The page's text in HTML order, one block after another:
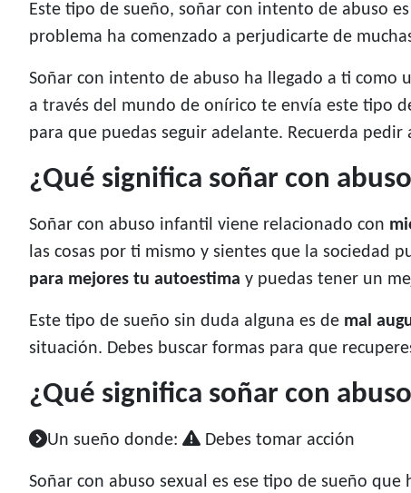
Este tipo de sueño, soñar con intento de abuso
problema ha comenzado a perjudicarte de
Soñar con intento de abuso ha llegado a ti como
a través del mundo de onírico te envía este tipo
para que puedas seguir adelante. Recuerda
¿Qué significa soñar con
Soñar con abuso infantil viene relacionado con
las cosas por ti mismo y sientes que la sociedad
para mejores tu autoestima y puedas tener un
Este tipo de sueño sin duda alguna es de mal
situación. Debes buscar formas para que
¿Qué significa soñar con
Un sueño donde: Debes tomar acción
Soñar con abuso sexual es ese tipo de sueño